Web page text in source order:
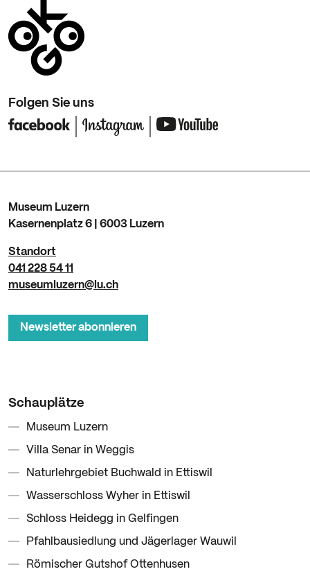
Folgen Sie uns
Museum Luzern
Kasernenplatz 6 | 6003 Luzern
Standort
041 228 54 11
museumluzern@lu.ch
Newsletter abonnieren
Schauplätze
Museum Luzern
Villa Senar in Weggis
Naturlehrgebiet Buchwald in Ettiswil
Wasserschloss Wyher in Ettiswil
Schloss Heidegg in Gelfingen
Pfahlbausiedlung und Jägerlager Wauwil
Römischer Gutshof Ottenhusen